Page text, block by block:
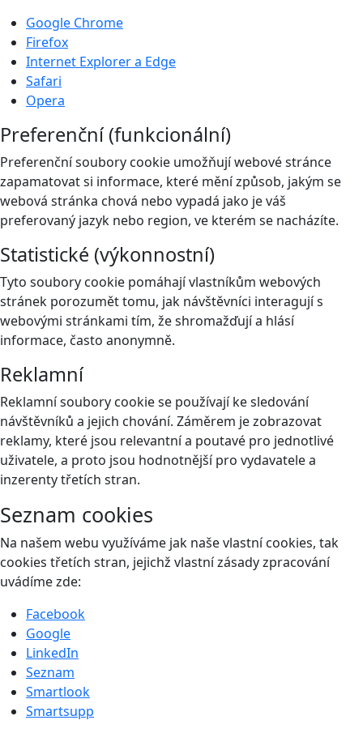
Google Chrome
Firefox
Internet Explorer a Edge
Safari
Opera
Preferenční (funkcionální)
Preferenční soubory cookie umožňují webové stránce
zapamatovat si informace, které mění způsob, jakým se
webová stránka chová nebo vypadá jako je váš
preferovaný jazyk nebo region, ve kterém se nacházíte.
Statistické (výkonnostní)
Tyto soubory cookie pomáhají vlastníkům webových
stránek porozumět tomu, jak návštěvníci interagují s
webovými stránkami tím, že shromažďují a hlásí
informace, často anonymně.
Reklamní
Reklamní soubory cookie se používají ke sledování
návštěvníků a jejich chování. Záměrem je zobrazovat
reklamy, které jsou relevantní a poutavé pro jednotlivé
uživatele, a proto jsou hodnotnější pro vydavatele a
inzerenty třetích stran.
Seznam cookies
Na našem webu využíváme jak naše vlastní cookies, tak
cookies třetích stran, jejichž vlastní zásady zpracování
uvádíme zde:
Facebook
Google
LinkedIn
Seznam
Smartlook
Smartsupp